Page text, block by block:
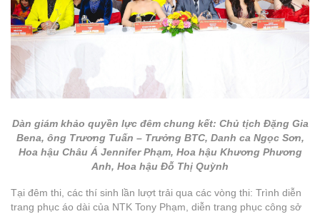
Dàn giám khảo quyền lực đêm chung kết: Chủ tịch Đặng Gia
Bena, ông Trương Tuấn – Trưởng BTC, Danh ca Ngọc Sơn,
Hoa hậu Châu Á Jennifer Phạm, Hoa hậu Khương Phương
Anh, Hoa hậu Đỗ Thị Quỳnh
Tại đêm thi, các thí sinh lần lượt trải qua các vòng thi: Trình diễn
trang phục áo dài của NTK Tony Phạm, diễn trang phục công sở